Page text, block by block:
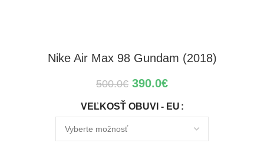
Nike Air Max 98 Gundam (2018)
500.0€ 390.0€
VEĽKOSŤ OBUVI - EU